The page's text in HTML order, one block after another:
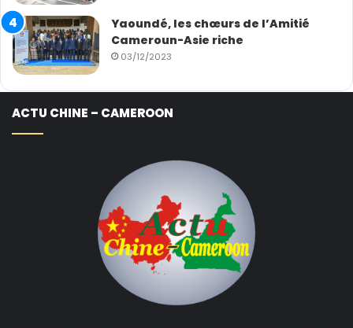
Yaoundé, les chœurs de l’Amitié
Cameroun-Asie riche
03/12/2023
ACTU CHINE – CAMEROON